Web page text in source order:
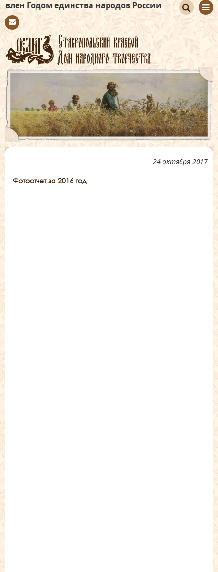
единства народов России
tact
иск
24 октября 2017
Фотоотчет за 2016 год